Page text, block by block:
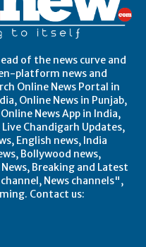
of the news curve and
platform news and
Online News Portal in
Online News in Punjab,
News App in India,
Chandigarh Updates,
English news, India
Bollywood news,
Breaking and Latest
News channels",
Contact us: